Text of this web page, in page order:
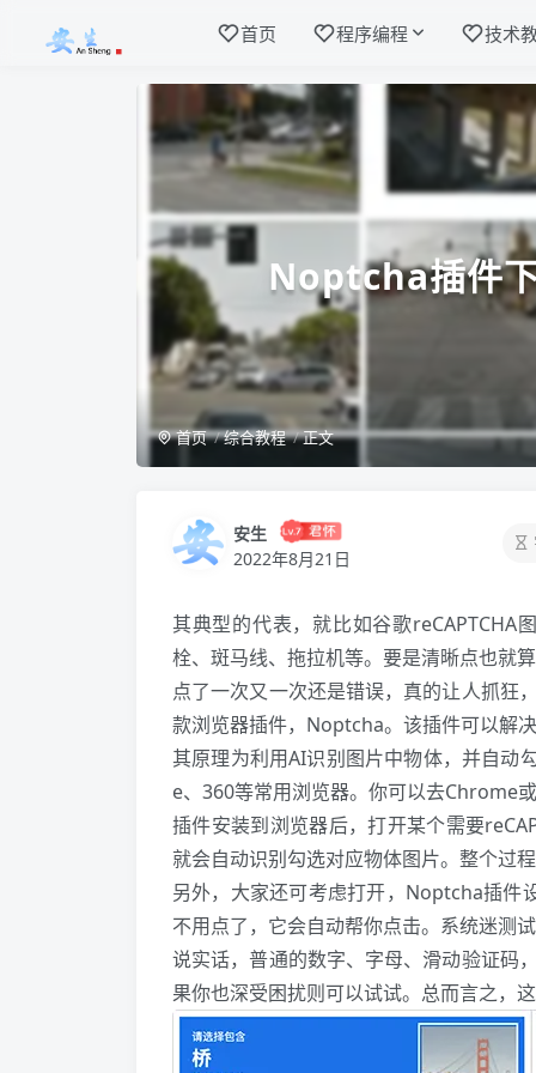
首页 程序编程 技术
Noptcha插件
首页 综合教程 正文
安生
2022年8月21日
其典型的代表，就比如谷歌reCAPTCHA
栓、斑马线、拖拉机等。要是清晰点也就
点了一次又一次还是错误，真的让人抓狂
款浏览器插件，Noptcha。该插件可以解
其原理为利用AI识别图片中物体，并自动
e、360等常用浏览器。你可以去Chrome
插件安装到浏览器后，打开某个需要
就会自动识别勾选对应物体图片。整个过
另外，大家还可考虑打开，Noptcha插件
不用点了，它会自动帮你点击。系统迷测
说实话，普通的数字、字母、滑动验证码
果你也深受困扰则可以试试。总而言之，